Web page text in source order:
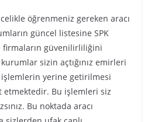
öğrenmeniz gereken aracı
güncel listesine SPK
güvenilirliliğini
sizin açtığınız emirleri
yerine getirilmesi
etmektedir. Bu işlemleri siz
Bu noktada aracı